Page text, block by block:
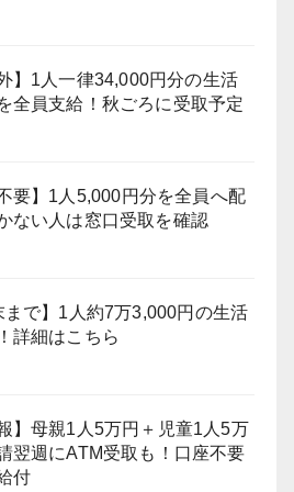
】1人一律34,000円分の生活
全員支給！秋ごろに受取予定
要】1人5,000円分を全員へ配
ない人は窓口受取を確認
まで】1人約7万3,000円の生活
詳細はこちら
】母親1人5万円＋児童1人5万
翌週にATM受取も！口座不要
付